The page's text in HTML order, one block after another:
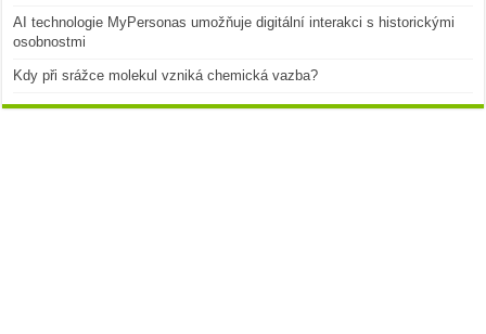
AI technologie MyPersonas umožňuje digitální interakci s historickými
osobnostmi
Kdy při srážce molekul vzniká chemická vazba?